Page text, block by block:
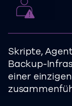
Skripte,
Backup-
einer